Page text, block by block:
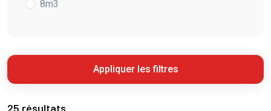
8m3
Appliquer les filtres
25 résultats